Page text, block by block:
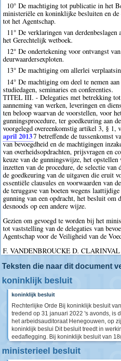
10° De machtiging tot publicatie in het
ministeriële en koninklijke besluiten en
tot het Agentschap.
11° De verklaringen van
het Gerechtelijk wetboek.
12° De ondertekening voor ontvangst
deurwaardersexploten.
13° De machtiging om allerlei
14° De machtiging om deel te nemen
studiedagen, seminaries en conferenties.
TITEL III. - Delegaties met betrekking tot
aanneming van werken, leveringen en
ten beloop waarvan de voorstellen, voor
gunningsprocedure, ter goedkeuring aan
voorgelegd overeenkomstig artikel 3, § 1,
april 20137 betreffende de tussenkomst
van bevoegdheid en de machtigingen
van overheidsopdrachten, prijsvragen en
keuze van de gunningswijze, het
inzetten van de procedure, de selectie van
de goedkeuring van de uitgaven die eruit
essentiële clausules en voorwaarden van
de teruggave van boeten wegens
gunning van een opdracht, het besluit om
desnoods op een andere wijze.
Gezien om gevoegd te worden bij het
tot vaststelling van de delegaties van
Agentschap voor de Veiligheid van de
F. VANDENBROUCKE D. CLARINVAL
Teksten die naar dit document
koninklijk besluit
koninklijk besluit
Rechterlijke Orde Bij koninklijk besluit
tredend op 31 januari 2022 's avonds, is
het arbeidsauditoraat Henegouwen, op
koninklijk beslui Dit besluit treedt in
eedaflegging. Bij koninklijk besluit van
ministerieel besluit